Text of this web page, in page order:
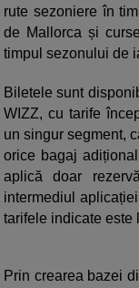
rute sezoniere în
de Mallorca și
timpul sezonului de
Biletele sunt
WIZZ, cu tarife
un singur segment,
orice bagaj
aplică doar
intermediul
tarifele indicate este
Prin crearea bazei